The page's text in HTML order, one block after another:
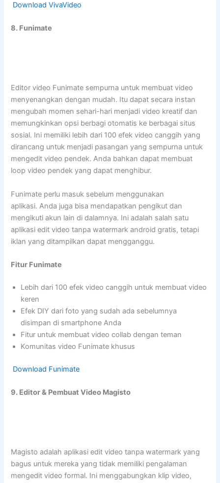
Download VivaVideo
8. Funimate
Editor video Funimate sempurna untuk membuat video
menyenangkan dengan mudah. Itu dapat secara instan
mengubah momen sehari-hari menjadi video kreatif dan
memungkinkan opsi berbagi otomatis ke berbagai situs
sosial. Ini memiliki lebih dari 100 efek video canggih yang
dirancang untuk menjadi pasangan yang sempurna untuk
mengedit video pendek. Anda bahkan dapat membuat
loop video pendek yang dapat menghibur.
Funimate perlu masuk sebelum menggunakan
aplikasi. Anda juga bisa mendapatkan pengikut dan
mengikuti akun lain di dalamnya. Ini adalah salah satu
aplikasi edit video tanpa watermark android gratis, tetapi
iklan yang ditampilkan dapat mengganggu.
Fitur Funimate
Lebih dari 100 efek video canggih untuk membuat video
keren
Efek DIY dari foto yang sudah ada sebelumnya
disimpan di smartphone Anda
Fitur untuk membuat video collab dengan teman
Komunitas video Funimate khusus
Download Funimate
9. Editor & Pembuat Video Magisto
Magisto adalah aplikasi edit video tanpa watermark yang
bagus untuk mereka yang tidak memiliki pengalaman
mengedit video formal. Ini menggabungkan klip video,